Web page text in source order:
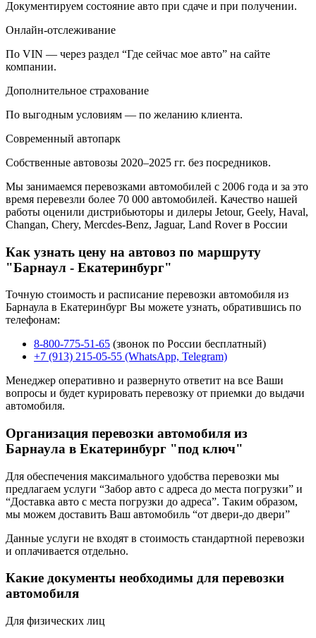
Документируем состояние авто при сдаче и при получении.
Онлайн-отслеживание
По VIN — через раздел “Где сейчас мое авто” на сайте
компании.
Дополнительное страхование
По выгодным условиям — по желанию клиента.
Современный автопарк
Собственные автовозы 2020–2025 гг. без посредников.
Мы занимаемся перевозками автомобилей с 2006 года и за это
время перевезли более 70 000 автомобилей. Качество нашей
работы оценили дистрибьюторы и дилеры Jetour, Geely, Haval,
Changan, Chery, Mercdes-Benz, Jaguar, Land Rover в России
Как узнать цену на автовоз по маршруту
"Барнаул - Екатеринбург"
Точную стоимость и расписание перевозки автомобиля из
Барнаула в Екатеринбург Вы можете узнать, обратившись по
телефонам:
8-800-775-51-65 (звонок по России бесплатный)
+7 (913) 215-05-55 (WhatsApp, Telegram)
Менеджер оперативно и развернуто ответит на все Ваши
вопросы и будет курировать перевозку от приемки до выдачи
автомобиля.
Организация перевозки автомобиля из
Барнаула в Екатеринбург "под ключ"
Для обеспечения максимального удобства перевозки мы
предлагаем услуги “Забор авто с адреса до места погрузки” и
“Доставка авто с места погрузки до адреса”. Таким образом,
мы можем доставить Ваш автомобиль “от двери-до двери”
Данные услуги не входят в стоимость стандартной перевозки
и оплачивается отдельно.
Какие документы необходимы для перевозки
автомобиля
Для физических лиц